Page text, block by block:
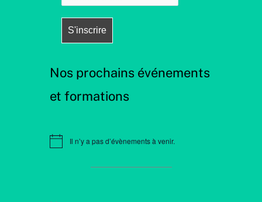
Nos prochains événements
et formations
Il n’y a pas d’évènements à venir.